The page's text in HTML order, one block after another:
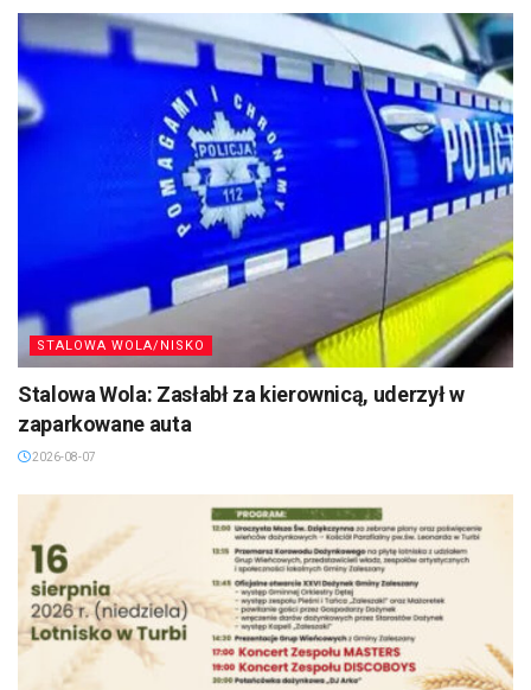
STALOWA WOLA/NISKO
Stalowa Wola: Zasłabł za kierownicą, uderzył w
zaparkowane auta
2026-08-07